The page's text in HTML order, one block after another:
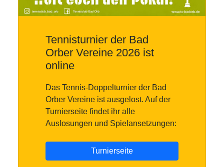
Tennisturnier der Bad
Orber Vereine 2026 ist
online
Das Tennis-Doppelturnier der Bad
Orber Vereine ist ausgelost. Auf der
Turnierseite findet ihr alle
Auslosungen und Spielansetzungen:
Turnierseite